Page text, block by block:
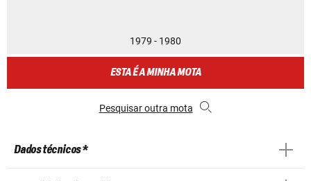
1979 - 1980
ESTA É A MINHA MOTA
Pesquisar outra mota
Dados técnicos *